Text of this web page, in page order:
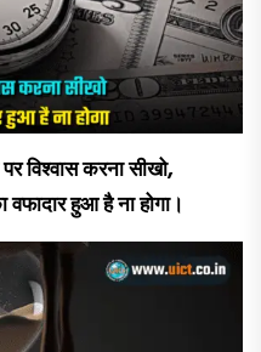
विश्वास करना सीखो,
हुआ है ना होगा।